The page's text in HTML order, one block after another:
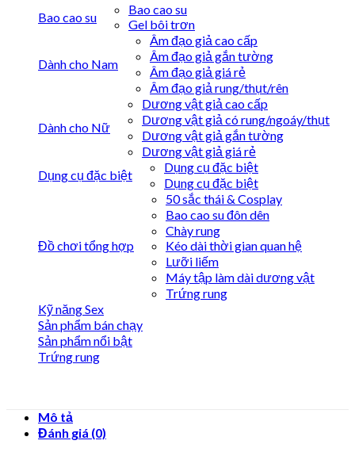
Bao cao su
Bao cao su
Gel bôi trơn
Dành cho Nam
Âm đạo giả cao cấp
Âm đạo giả gắn tường
Âm đạo giả giá rẻ
Âm đạo giả rung/thụt/rên
Dành cho Nữ
Dương vật giả cao cấp
Dương vật giả có rung/ngoáy/thụt
Dương vật giả gắn tường
Dương vật giả giá rẻ
Dụng cụ đặc biệt
Dụng cụ đặc biệt
Dụng cụ đặc biệt
Đồ chơi tổng hợp
50 sắc thái & Cosplay
Bao cao su đôn dên
Chày rung
Kéo dài thời gian quan hệ
Lưỡi liếm
Máy tập làm dài dương vật
Trứng rung
Kỹ năng Sex
Sản phẩm bán chạy
Sản phẩm nổi bật
Trứng rung
Mô tả
Đánh giá (0)